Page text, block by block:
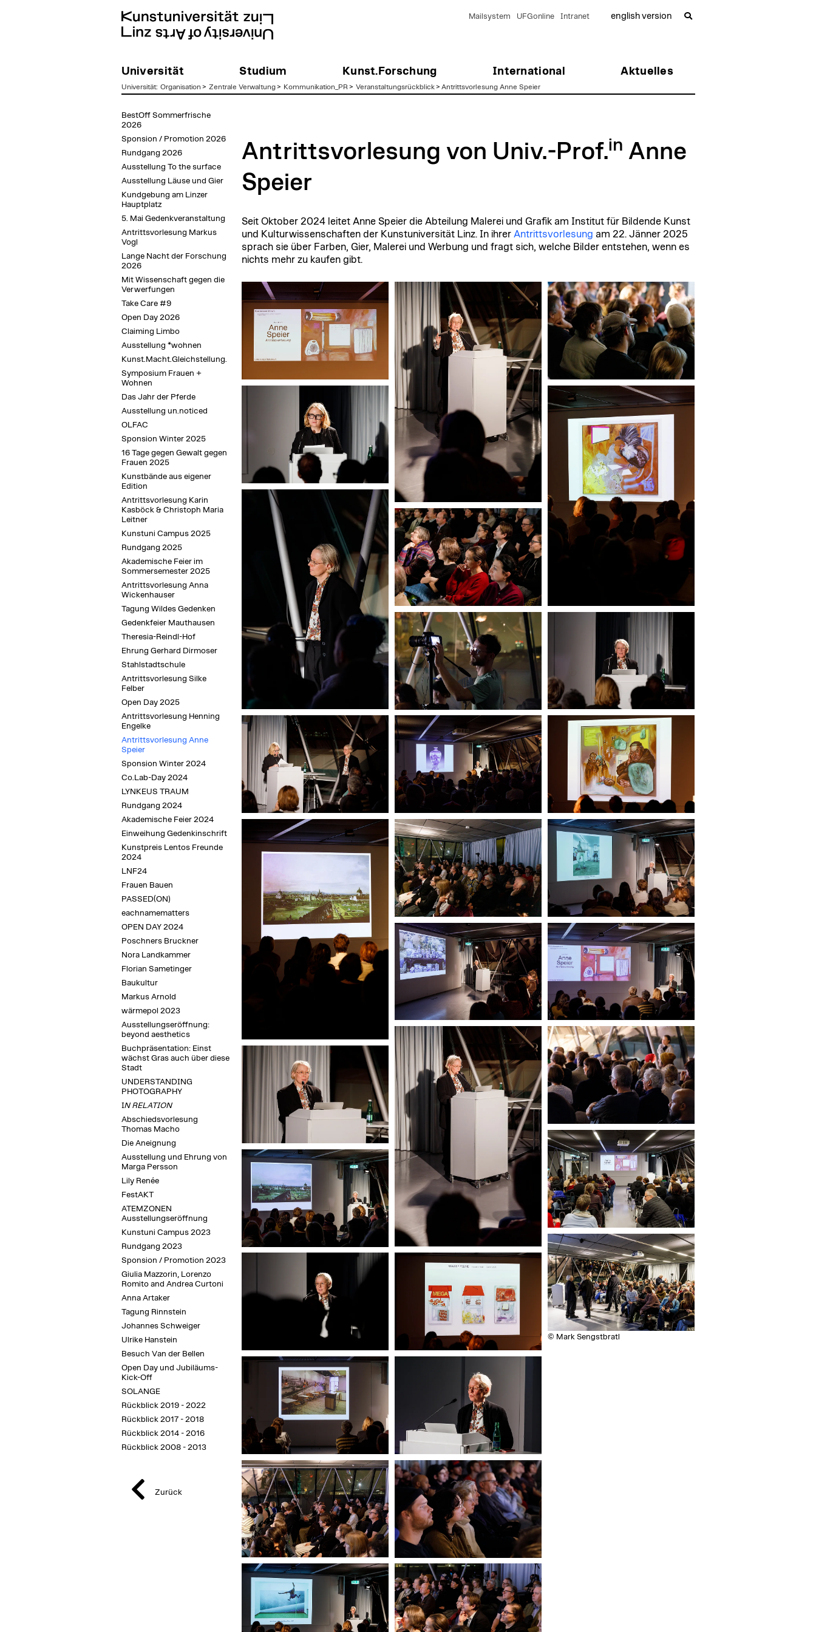
Universität Studium Kunst.Forschung International Aktuelles
Mailsystem UFGonline Intranet english version
Universität: Organisation > Zentrale Verwaltung> Kommunikation_PR > Veranstaltungsrückblick> Antrittsvorlesung Anne Speier
BestOff Sommerfrische
2026
Sponsion / Promotion 2026
Rundgang 2026
Ausstellung To the surface
Ausstellung Läuse und Gier
Kundgebung am Linzer
Hauptplatz
5. Mai Gedenkveranstaltung
Antrittsvorlesung Markus
Vogl
Lange Nacht der Forschung
2026
Mit Wissenschaft gegen die
Verwerfungen
Take Care #9
Open Day 2026
Claiming Limbo
Ausstellung *wohnen
Kunst.Macht.Gleichstellung.
Symposium Frauen +
Wohnen
Das Jahr der Pferde
Ausstellung un.noticed
OLFAC
Sponsion Winter 2025
16 Tage gegen Gewalt gegen
Frauen 2025
Kunstbände aus eigener
Edition
Antrittsvorlesung Karin
Kasböck & Christoph Maria
Leitner
Kunstuni Campus 2025
Rundgang 2025
Akademische Feier im
Sommersemester 2025
Antrittsvorlesung Anna
Wickenhauser
Tagung Wildes Gedenken
Gedenkfeier Mauthausen
Theresia-Reindl-Hof
Ehrung Gerhard Dirmoser
Stahlstadtschule
Antrittsvorlesung Silke
Felber
Open Day 2025
Antrittsvorlesung Henning
Engelke
Antrittsvorlesung Anne
Speier
Sponsion Winter 2024
Co.Lab-Day 2024
LYNKEUS TRAUM
Rundgang 2024
Akademische Feier 2024
Einweihung Gedenkinschrift
Kunstpreis Lentos Freunde
2024
LNF24
Frauen Bauen
PASSED(ON)
eachnamematters
OPEN DAY 2024
Poschners Bruckner
Nora Landkammer
Florian Sametinger
Baukultur
Markus Arnold
wärmepol 2023
Ausstellungseröffnung:
beyond aesthetics
Buchpräsentation: Einst
wächst Gras auch über diese
Stadt
UNDERSTANDING
PHOTOGRAPHY
IN RELATION
Abschiedsvorlesung
Thomas Macho
Die Aneignung
Ausstellung und Ehrung von
Marga Persson
Lily Renée
FestAKT
ATEMZONEN
Ausstellungseröffnung
Kunstuni Campus 2023
Rundgang 2023
Sponsion / Promotion 2023
Giulia Mazzorin, Lorenzo
Romito and Andrea Curtoni
Anna Artaker
Tagung Rinnstein
Johannes Schweiger
Ulrike Hanstein
Besuch Van der Bellen
Open Day und Jubiläums-
Kick-Off
SOLANGE
Rückblick 2019 - 2022
Rückblick 2017 - 2018
Rückblick 2014 - 2016
Rückblick 2008 - 2013
Zurück
Antrittsvorlesung von Univ.-Prof.in Anne
Speier
Seit Oktober 2024 leitet Anne Speier die Abteilung Malerei und Grafik am Institut für Bildende Kunst
und Kulturwissenschaften der Kunstuniversität Linz. In ihrer Antrittsvorlesung am 22. Jänner 2025
sprach sie über Farben, Gier, Malerei und Werbung und fragt sich, welche Bilder entstehen, wenn es
nichts mehr zu kaufen gibt.
© Mark Sengstbratl